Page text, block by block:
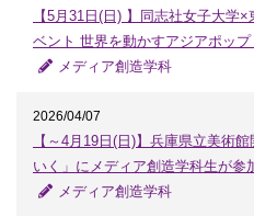
【5月31日(日) 】同志社女子大学
ベント 世界を動かすアジアポッ
メディア創造学科
2026/04/07
【～4月19日(日)】兵庫県立美術
いく」にメディア創造学科生が参
メディア創造学科